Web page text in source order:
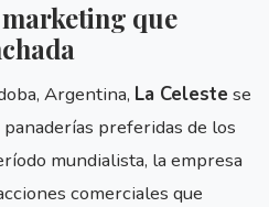
que
Argentina, La Celeste se
preferidas de los
mundialista, la empresa
comerciales que